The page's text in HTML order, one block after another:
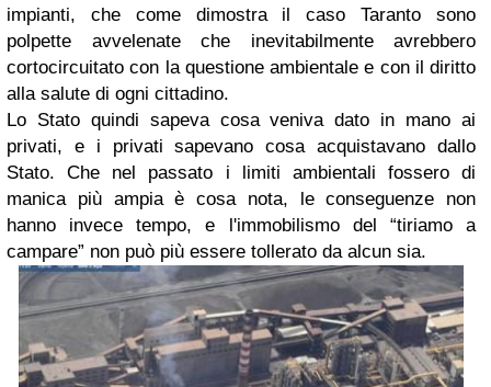
impianti, che come dimostra il caso Taranto sono
polpette avvelenate che inevitabilmente avrebbero
cortocircuitato con la questione ambientale e con il diritto
alla salute di ogni cittadino.
Lo Stato quindi sapeva cosa veniva dato in mano ai
privati, e i privati sapevano cosa acquistavano dallo
Stato. Che nel passato i limiti ambientali fossero di
manica più ampia è cosa nota, le conseguenze non
hanno invece tempo, e l'immobilismo del “tiriamo a
campare” non può più essere tollerato da alcun sia.